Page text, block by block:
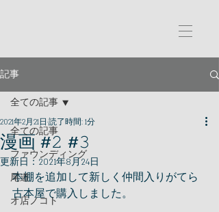
記事
全ての記事
ファウンディング
尾道
オ店ノコト
全ての記事
漫画 #𝟸 #𝟹
2021年2月21日 読了時間: 1分
更新日： 2021年8月24日
本棚を追加して新しく仲間入りがてら
古本屋で購入しました。